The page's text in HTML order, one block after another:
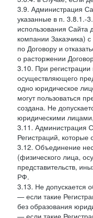
3.9. Администрация
указанные в п. 3.8.1.-
использования Сайта
компании Заказчика)
по Договору и
о расторжении
3.10. При
осуществляющего
одно юридическое
могут пользоваться
создана. Не
юридическими
3.11. Администрация
Регистраций, которые
3.12. Объединение
(физического лица,
представительств,
РФ.
3.13. Не допускается
— если такие
без образования
— если такие